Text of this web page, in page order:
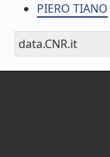
PIERO TIANO
data.CNR.it